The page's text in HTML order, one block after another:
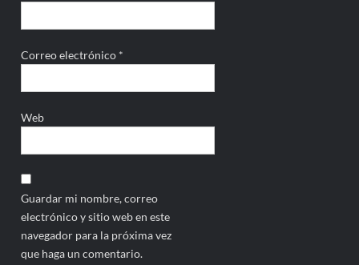
Correo electrónico *
Web
Guardar mi nombre, correo
electrónico y sitio web en este
navegador para la próxima vez
que haga un comentario.